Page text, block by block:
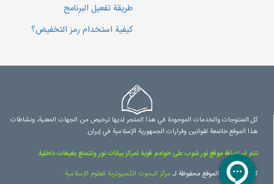
طريقة تفعيل البرنامج
كيفية استخدام رمز التخفيض؟
كل المنتوجات والخدمات الموجودة في هذا المتجر لديها ترخيص من الجهات المعنية، ونشاطات
هذا الموقع خاضعة لقوانين وقرارات الجمهورية الإسلامية في إيران.
تتم استضافة موقع نور شوب على خوادم قوية لمركز بيانات نور وتتمتع بغيغات داخلية.
كل حقوق هذا الموقع محفوظة لـمرکز البحوث الكمبيوترية للعلوم الإسلامية .